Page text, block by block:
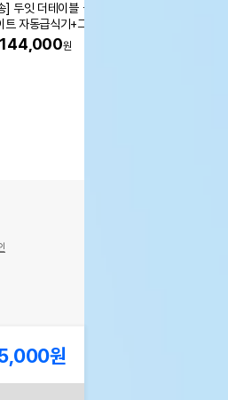
] 두잇 더테이블 플
트 자동급식기+그릇
144,000원
원